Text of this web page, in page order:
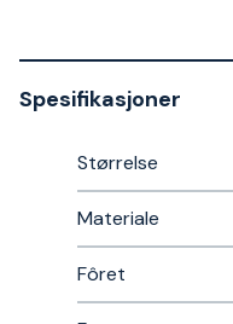
Spesifikasjoner
Størrelse
Materiale
Fôret